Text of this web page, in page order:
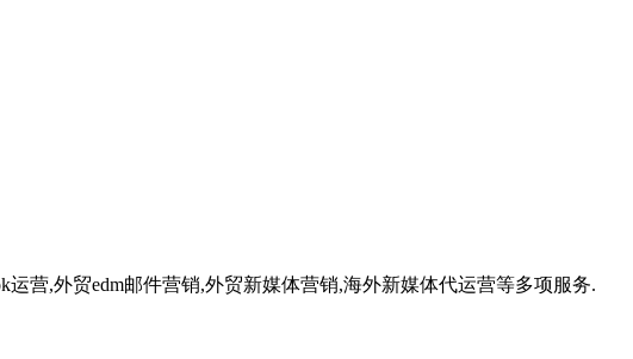
营,外贸edm邮件营销,外贸新媒体营销,海外新媒体代运营等多项服务.